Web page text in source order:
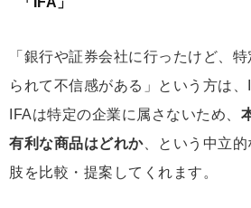
「銀行や証券会社に行ったけど、
られて不信感がある」という方は、
IFAは特定の企業に属さないため、
有利な商品はどれか、という中立
肢を比較・提案してくれます。